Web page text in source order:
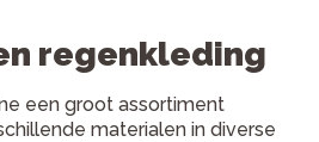
regenkleding
een groot assortiment
materialen in diverse